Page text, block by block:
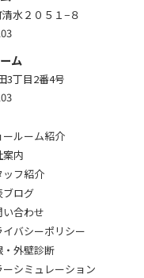
水２０５１−８
ム
3丁目2番4号
ールーム紹介
案内
ッフ紹介
ブログ
い合わせ
イバシーポリシー
・外壁診断
ーシミュレーション